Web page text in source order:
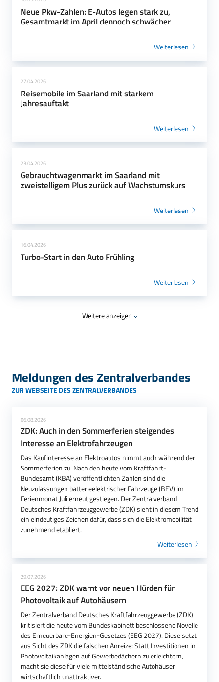
Neue Pkw-Zahlen: E-Autos legen stark zu,
Gesamtmarkt im April dennoch schwächer
Weiterlesen
27.04.2026
Reisemobile im Saarland mit starkem
Jahresauftakt
Weiterlesen
23.04.2026
Gebrauchtwagenmarkt im Saarland mit
zweistelligem Plus zurück auf Wachstumskurs
Weiterlesen
16.04.2026
Turbo-Start in den Auto Frühling
Weiterlesen
Weitere anzeigen
Meldungen des Zentralverbandes
ZUR WEBSEITE DES ZENTRALVERBANDES
06.08.2026
ZDK: Auch in den Sommerferien steigendes
Interesse an Elektrofahrzeugen
Das Kaufinteresse an Elektroautos nimmt auch während der
Sommerferien zu. Nach den heute vom Kraftfahrt-
Bundesamt (KBA) veröffentlichten Zahlen sind die
Neuzulassungen batterieelektrischer Fahrzeuge (BEV) im
Ferienmonat Juli erneut gestiegen. Der Zentralverband
Deutsches Kraftfahrzeuggewerbe (ZDK) sieht in diesem Trend
ein eindeutiges Zeichen dafür, dass sich die Elektromobilität
zunehmend etabliert.
Weiterlesen
29.07.2026
EEG 2027: ZDK warnt vor neuen Hürden für
Photovoltaik auf Autohäusern
Der Zentralverband Deutsches Kraftfahrzeuggewerbe (ZDK)
kritisiert die heute vom Bundeskabinett beschlossene Novelle
des Erneuerbare-Energien-Gesetzes (EEG 2027). Diese setzt
aus Sicht des ZDK die falschen Anreize: Statt Investitionen in
Photovoltaikanlagen auf Gewerbedächern zu erleichtern,
macht sie diese für viele mittelständische Autohäuser
wirtschaftlich unattraktiver.